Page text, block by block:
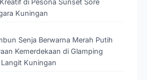
Kuningan
Senja Berwarna Merah Putih
Kemerdekaan di Glamping
Kuningan